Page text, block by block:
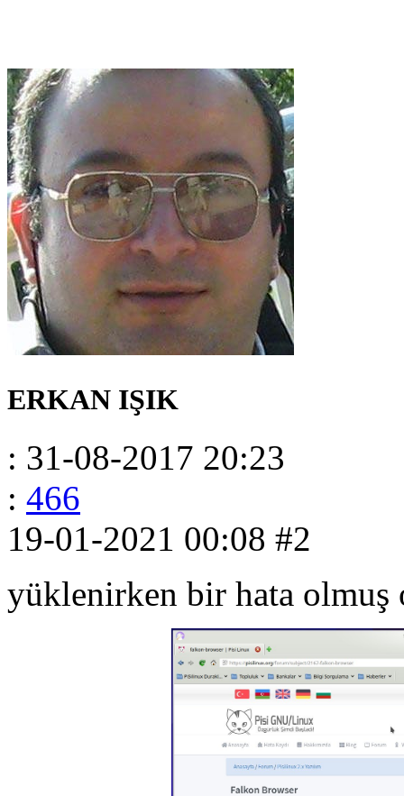
ERKAN IŞIK
: 31-08-2017 20:23
: 466
19-01-2021 00:08 #2
yüklenirken bir hata olmuş